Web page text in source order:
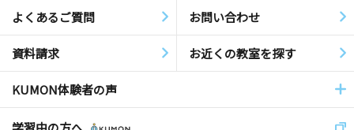
よくあるご質問 お問い合わせ
資料請求 お近くの教室を探す
KUMON体験者の声